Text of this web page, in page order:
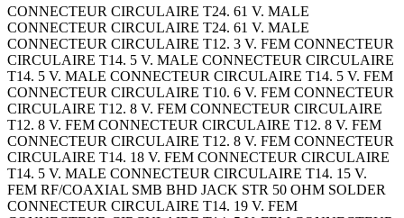
CONNECTEUR CIRCULAIRE T24. 61 V. MALE
CONNECTEUR CIRCULAIRE T24. 61 V. MALE
CONNECTEUR CIRCULAIRE T12. 3 V. FEM CONNECTEUR
CIRCULAIRE T14. 5 V. MALE CONNECTEUR CIRCULAIRE
T14. 5 V. MALE CONNECTEUR CIRCULAIRE T14. 5 V. FEM
CONNECTEUR CIRCULAIRE T10. 6 V. FEM CONNECTEUR
CIRCULAIRE T12. 8 V. FEM CONNECTEUR CIRCULAIRE
T12. 8 V. FEM CONNECTEUR CIRCULAIRE T12. 8 V. FEM
CONNECTEUR CIRCULAIRE T12. 8 V. FEM CONNECTEUR
CIRCULAIRE T14. 18 V. FEM CONNECTEUR CIRCULAIRE
T14. 5 V. MALE CONNECTEUR CIRCULAIRE T14. 15 V.
FEM RF/COAXIAL SMB BHD JACK STR 50 OHM SOLDER
CONNECTEUR CIRCULAIRE T14. 19 V. FEM